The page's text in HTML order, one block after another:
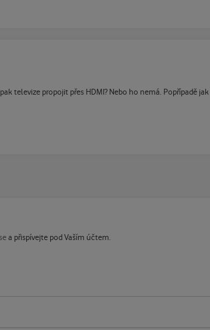
televize propojit přes HDMI? Nebo ho nemá. Popřípadě
a přispívejte pod Vaším účtem.